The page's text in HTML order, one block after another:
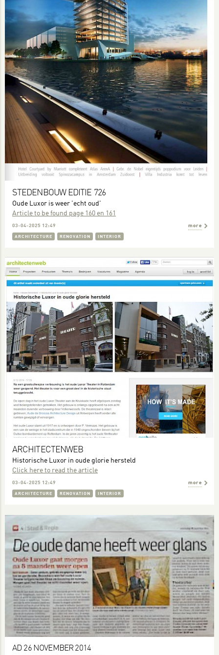
STEDENBOUW EDITIE 726
Oude Luxor is weer 'echt oud'
Article to be found page 160 en 161
03-04-2025 12:49 more
ARCHITECTURE RENOVATION INTERIOR
ARCHITECTENWEB
Historische Luxor in oude glorie hersteld
Click here to read the article
03-04-2025 12:49 more
ARCHITECTURE RENOVATION INTERIOR
AD 26 NOVEMBER 2014